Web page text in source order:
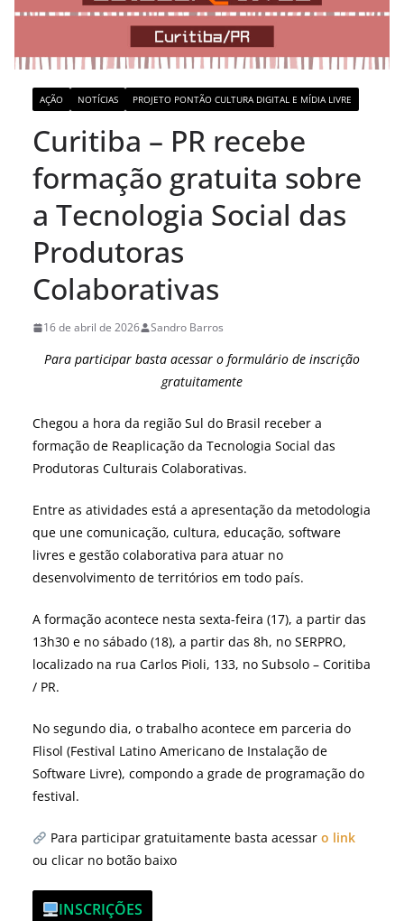
AÇÃO NOTÍCIAS PROJETO PONTÃO CULTURA DIGITAL E MÍDIA LIVRE
Curitiba – PR recebe
formação gratuita sobre
a Tecnologia Social das
Produtoras
Colaborativas
16 de abril de 2026 Sandro Barros
Para participar basta acessar o formulário de inscrição
gratuitamente
Chegou a hora da região Sul do Brasil receber a
formação de Reaplicação da Tecnologia Social das
Produtoras Culturais Colaborativas.
Entre as atividades está a apresentação da metodologia
que une comunicação, cultura, educação, software
livres e gestão colaborativa para atuar no
desenvolvimento de territórios em todo país.
A formação acontece nesta sexta-feira (17), a partir das
13h30 e no sábado (18), a partir das 8h, no SERPRO,
localizado na rua Carlos Pioli, 133, no Subsolo – Coritiba
/ PR.
No segundo dia, o trabalho acontece em parceria do
Flisol (Festival Latino Americano de Instalação de
Software Livre), compondo a grade de programação do
festival.
Para participar gratuitamente basta acessar o link
ou clicar no botão baixo
INSCRIÇÕES